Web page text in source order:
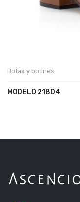
Botas y botines
MODELO 21804